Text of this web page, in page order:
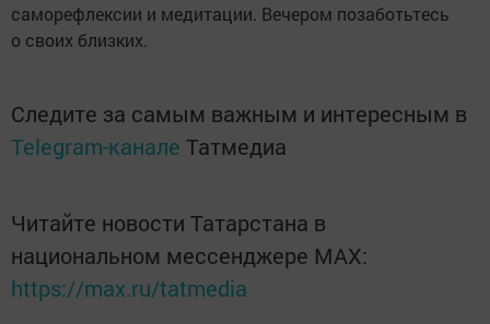
саморефлексии и медитации. Вечером позаботьтесь
о своих близких.
Следите за самым важным и интересным в
Telegram-канале Татмедиа
Читайте новости Татарстана в
национальном мессенджере MАХ:
https://max.ru/tatmedia